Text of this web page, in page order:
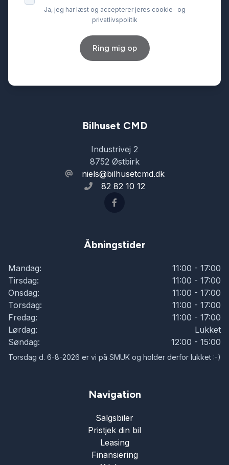
Træthedsregistrering
Ja, jeg har læst og accepterer jeres cookie- og
privatlivspolitik
Ring mig op
Bilhuset CMD
Industrivej 2
8752 Østbirk
niels@bilhusetcmd.dk
82 82 10 12
Åbningstider
Mandag:
11:00 - 17:00
Tirsdag:
11:00 - 17:00
Onsdag:
11:00 - 17:00
Torsdag:
11:00 - 17:00
Fredag:
11:00 - 17:00
Lørdag:
Lukket
Søndag:
12:00 - 15:00
Torsdag d. 6-8-2026 er vi på SMUK og holder derfor lukket :-)
Navigation
Salgsbiler
Pristjek din bil
Leasing
Finansiering